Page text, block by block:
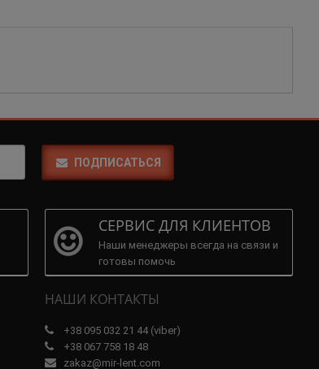
ПОДПИСАТЬСЯ
СЕРВИС ДЛЯ КЛИЕНТОВ
Наши менеджеры всегда на связи и
готовы помочь
НАШИ КОНТАКТЫ
+38 095 032 21 44 (viber)
+38 067 758 18 48
zakaz@mir-lent.com